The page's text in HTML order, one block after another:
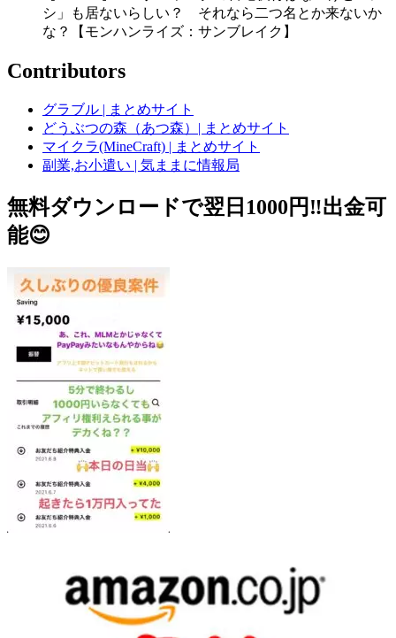
シ」も居ないらしい？ それなら二つ名とか来ないか
な？【モンハンライズ：サンブレイク】
Contributors
グラブル | まとめサイト
どうぶつの森（あつ森）| まとめサイト
マイクラ(MineCraft) | まとめサイト
副業,お小遣い | 気ままに情報局
無料ダウンロードで翌日1000円‼️出金可
能😊